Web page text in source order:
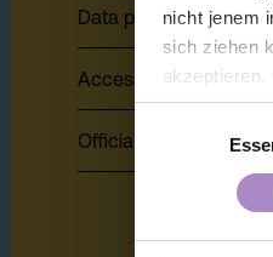
nicht jenem
sich ziehen
der
Data protection
Accessibility
Official signature,